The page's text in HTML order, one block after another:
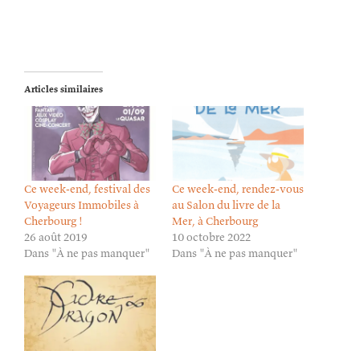
Articles similaires
Ce week-end, festival des
Voyageurs Immobiles à
Cherbourg !
26 août 2019
Dans "À ne pas manquer"
Ce week-end, rendez-vous
au Salon du livre de la
Mer, à Cherbourg
10 octobre 2022
Dans "À ne pas manquer"